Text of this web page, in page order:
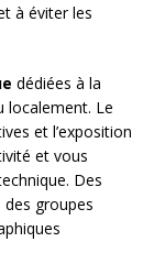
à éviter les
dédiées à la
localement. Le
et l’exposition
et vous
Des
groupes